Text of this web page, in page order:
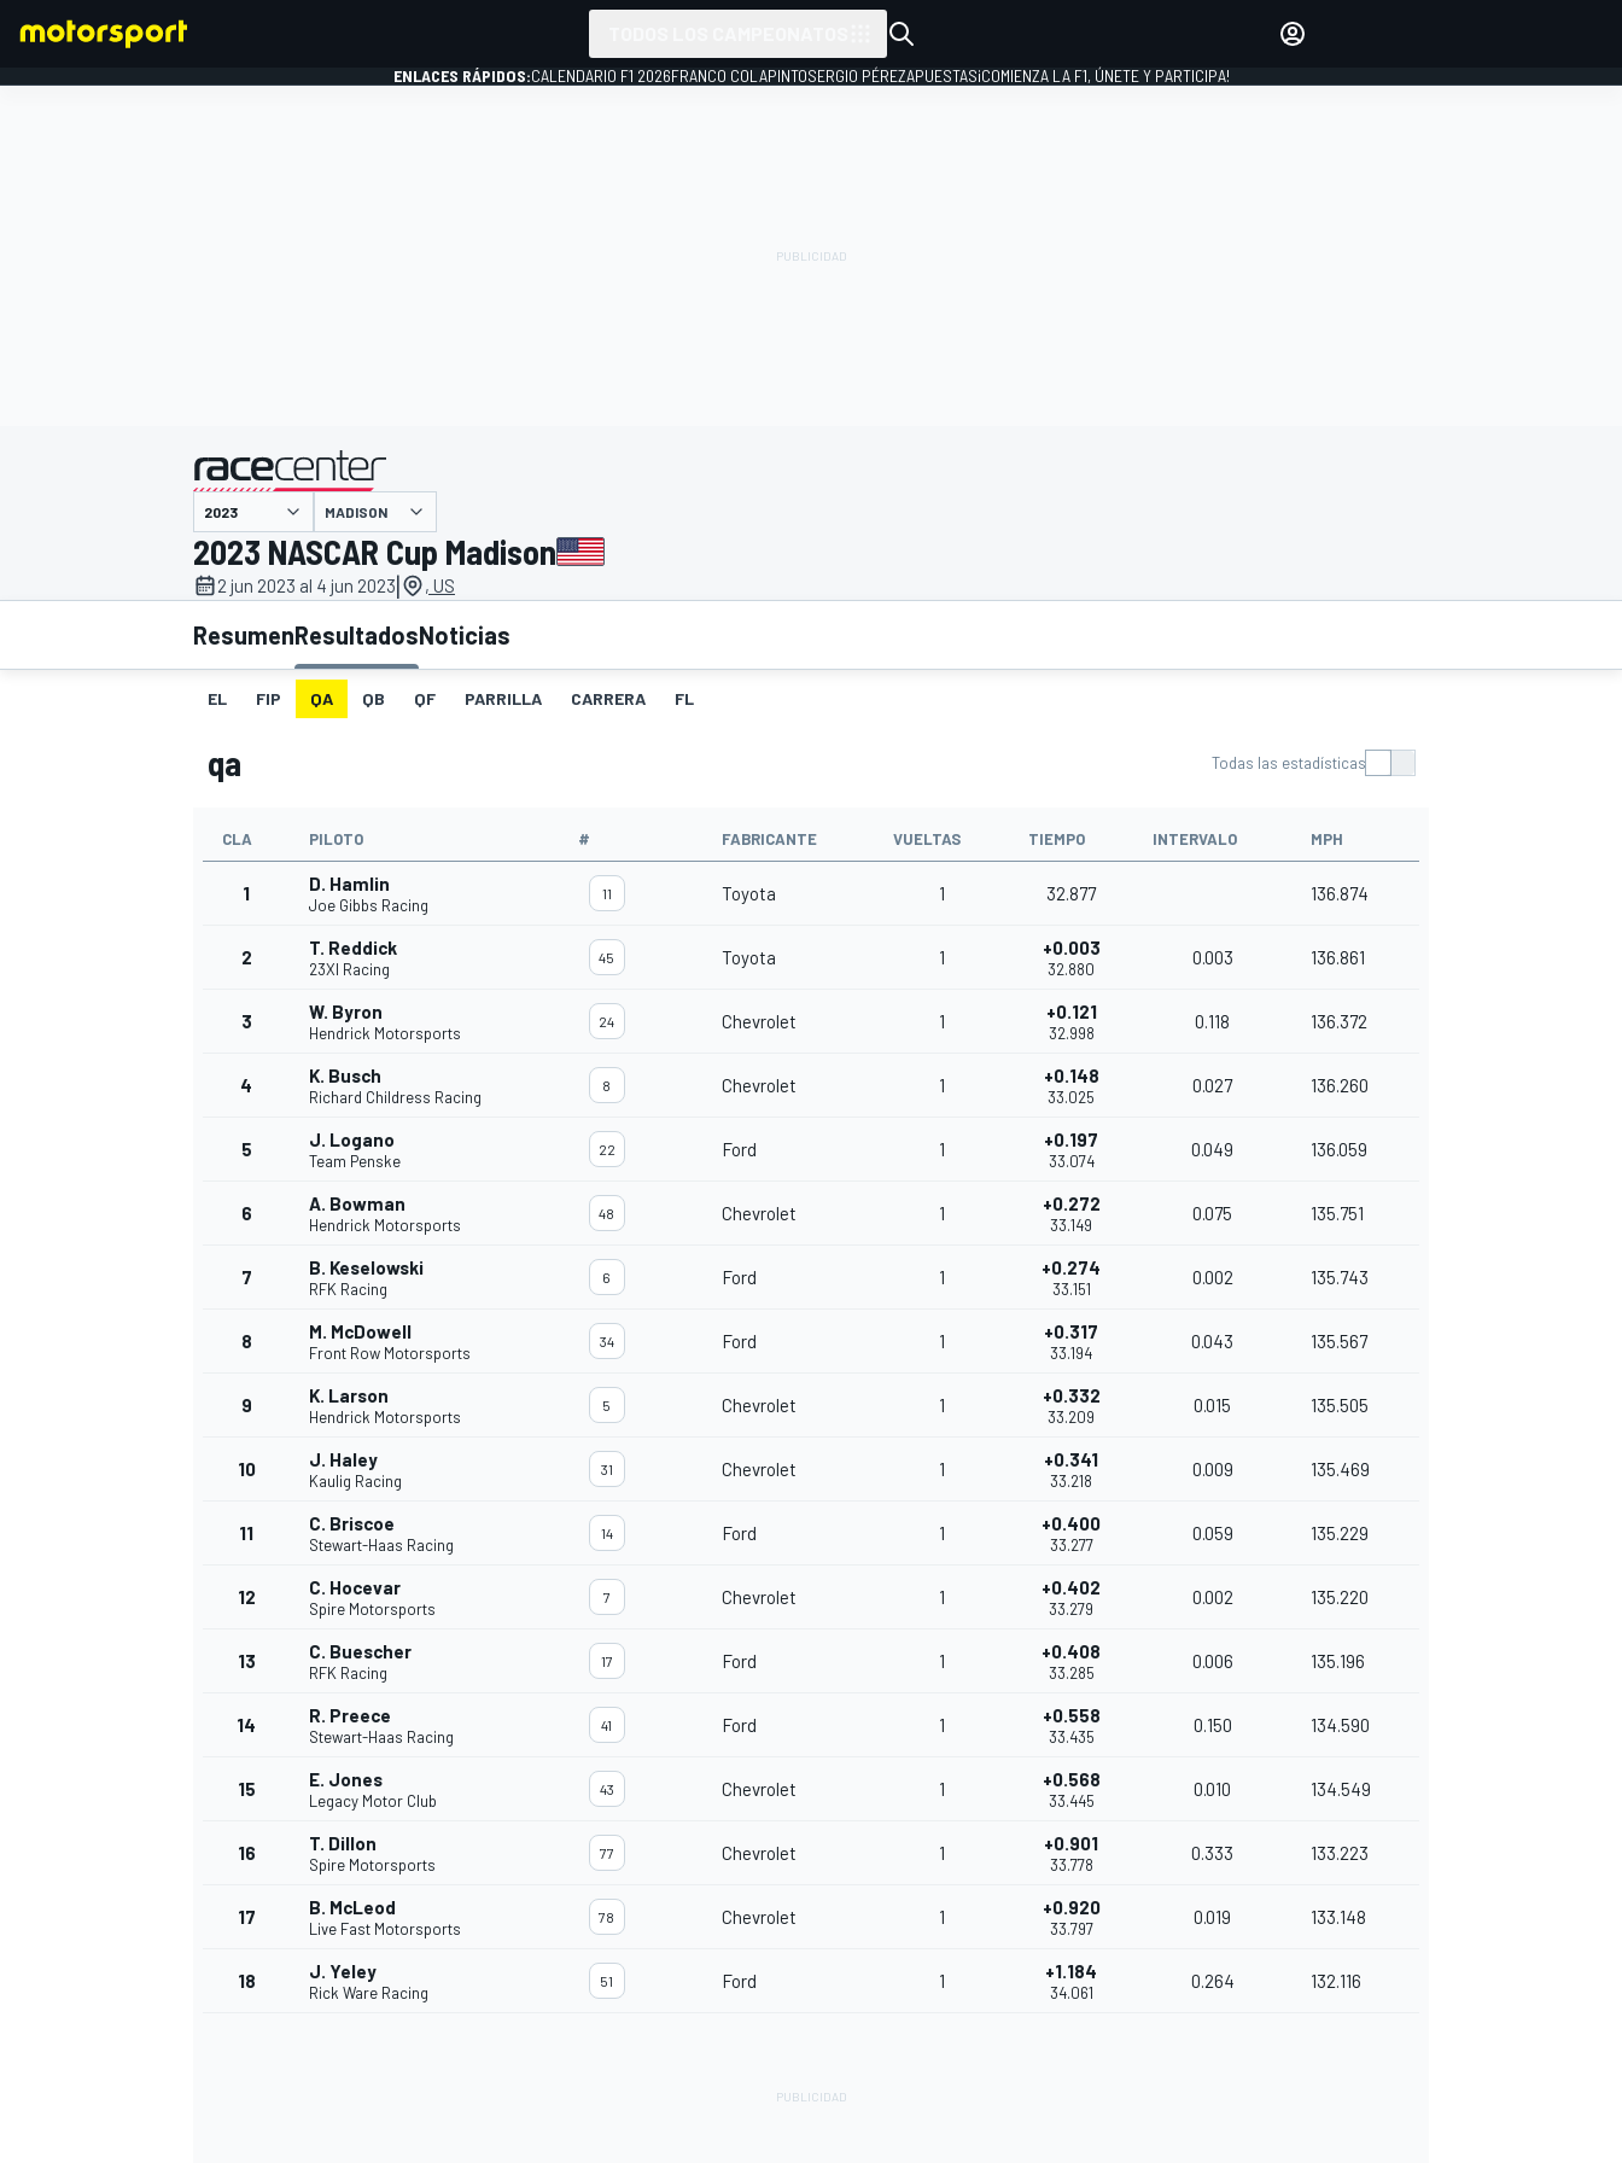
INDYCAR
FÓRMULA E
INICIAR SESIÓN
ENLACES RÁPIDOS:CALENDARIO F1 2026FRANCO COLAPINTOSERGIO PÉREZAPUESTAS¡COMIENZA LA F1, ÚNETE Y PARTICIPA!
presentado por
MADISON
2023 NASCAR Cup Madison
2 jun 2023 al 4 jun 2023| , US
ResumenResultadosNoticias
EL FIP QA QB QF PARRILLA CARRERA FL
qa Todas las estadísticas
CLA PILOTO # FABRICANTE VUELTAS TIEMPO INTERVALO MPH
1 D. Hamlin
Joe Gibbs Racing
11 Toyota 1 32.877 136.874
2 T. Reddick
23XI Racing
45 Toyota 1 +0.003
32.880
0.003 136.861
3 W. Byron
Hendrick Motorsports
24 Chevrolet 1 +0.121
32.998
0.118 136.372
4 K. Busch
Richard Childress Racing
8 Chevrolet 1 +0.148
33.025
0.027 136.260
5 J. Logano
Team Penske
22 Ford 1 +0.197
33.074
0.049 136.059
6 A. Bowman
Hendrick Motorsports
48 Chevrolet 1 +0.272
33.149
0.075 135.751
7 B. Keselowski
RFK Racing
6 Ford 1 +0.274
33.151
0.002 135.743
8 M. McDowell
Front Row Motorsports
34 Ford 1 +0.317
33.194
0.043 135.567
9 K. Larson
Hendrick Motorsports
5 Chevrolet 1 +0.332
33.209
0.015 135.505
10 J. Haley
Kaulig Racing
31 Chevrolet 1 +0.341
33.218
0.009 135.469
11 C. Briscoe
Stewart-Haas Racing
14 Ford 1 +0.400
33.277
0.059 135.229
12 C. Hocevar
Spire Motorsports
7 Chevrolet 1 +0.402
33.279
0.002 135.220
13 C. Buescher
RFK Racing
17 Ford 1 +0.408
33.285
0.006 135.196
14 R. Preece
Stewart-Haas Racing
41 Ford 1 +0.558
33.435
0.150 134.590
15 E. Jones
Legacy Motor Club
43 Chevrolet 1 +0.568
33.445
0.010 134.549
16 T. Dillon
Spire Motorsports
77 Chevrolet 1 +0.901
33.778
0.333 133.223
17 B. McLeod
Live Fast Motorsports
78 Chevrolet 1 +0.920
33.797
0.019 133.148
18 J. Yeley
Rick Ware Racing
51 Ford 1 +1.184
34.061
0.264 132.116